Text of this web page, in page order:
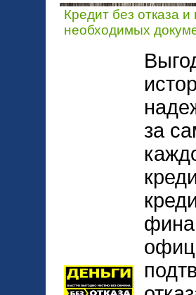
Кредит без отказа
необходимых
за